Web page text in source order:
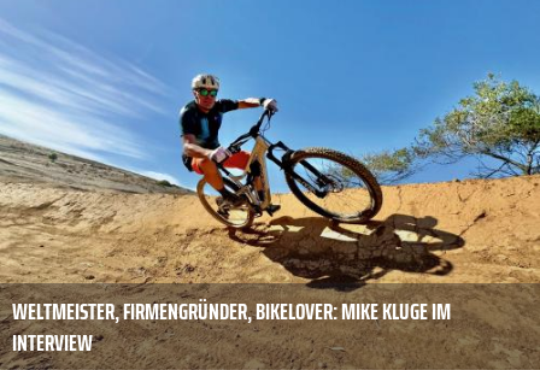
WELTMEISTER, FIRMEN­GRÜNDER, BIKELOVER: MIKE ­KLUGE IM
INTERVIEW